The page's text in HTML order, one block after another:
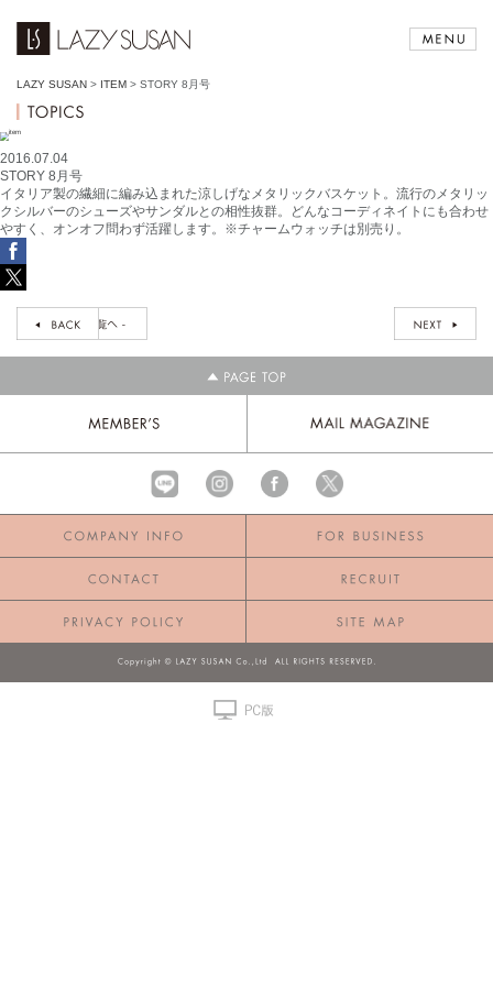
LAZY SUSAN > ITEM > STORY 8月号
2016.07.04
STORY 8月号
イタリア製の繊細に編み込まれた涼しげなメタリックバスケット。流行のメタリッ
クシルバーのシューズやサンダルとの相性抜群。どんなコーディネイトにも合わせ
やすく、オンオフ問わず活躍します。※チャームウォッチは別売り。